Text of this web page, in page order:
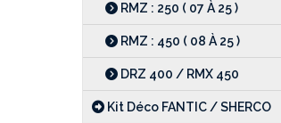
RMZ : 250 ( 07 À 25 )
RMZ : 450 ( 08 À 25 )
DRZ 400 / RMX 450
Kit Déco FANTIC / SHERCO